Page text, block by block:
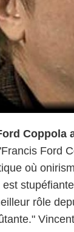
Coppola
Ford
où
rôle